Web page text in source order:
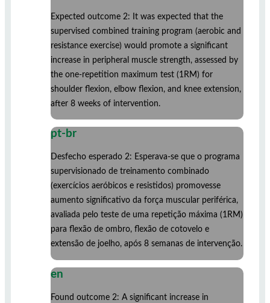
Expected outcome 2: It was expected that the
supervised combined training program (aerobic and
resistance exercise) would promote a significant
increase in peripheral muscle strength, assessed by
the one-repetition maximum test (1RM) for
shoulder flexion, elbow flexion, and knee extension,
after 8 weeks of intervention.
pt-br
Desfecho esperado 2: Esperava-se que o programa
supervisionado de treinamento combinado
(exercícios aeróbicos e resistidos) promovesse
aumento significativo da força muscular periférica,
avaliada pelo teste de uma repetição máxima (1RM)
para flexão de ombro, flexão de cotovelo e
extensão de joelho, após 8 semanas de intervenção.
en
Found outcome 2: A significant increase in